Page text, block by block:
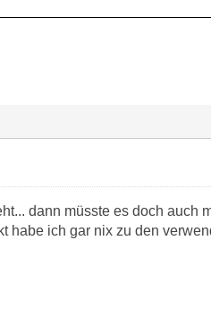
dann müsste es doch auch
habe ich gar nix zu den